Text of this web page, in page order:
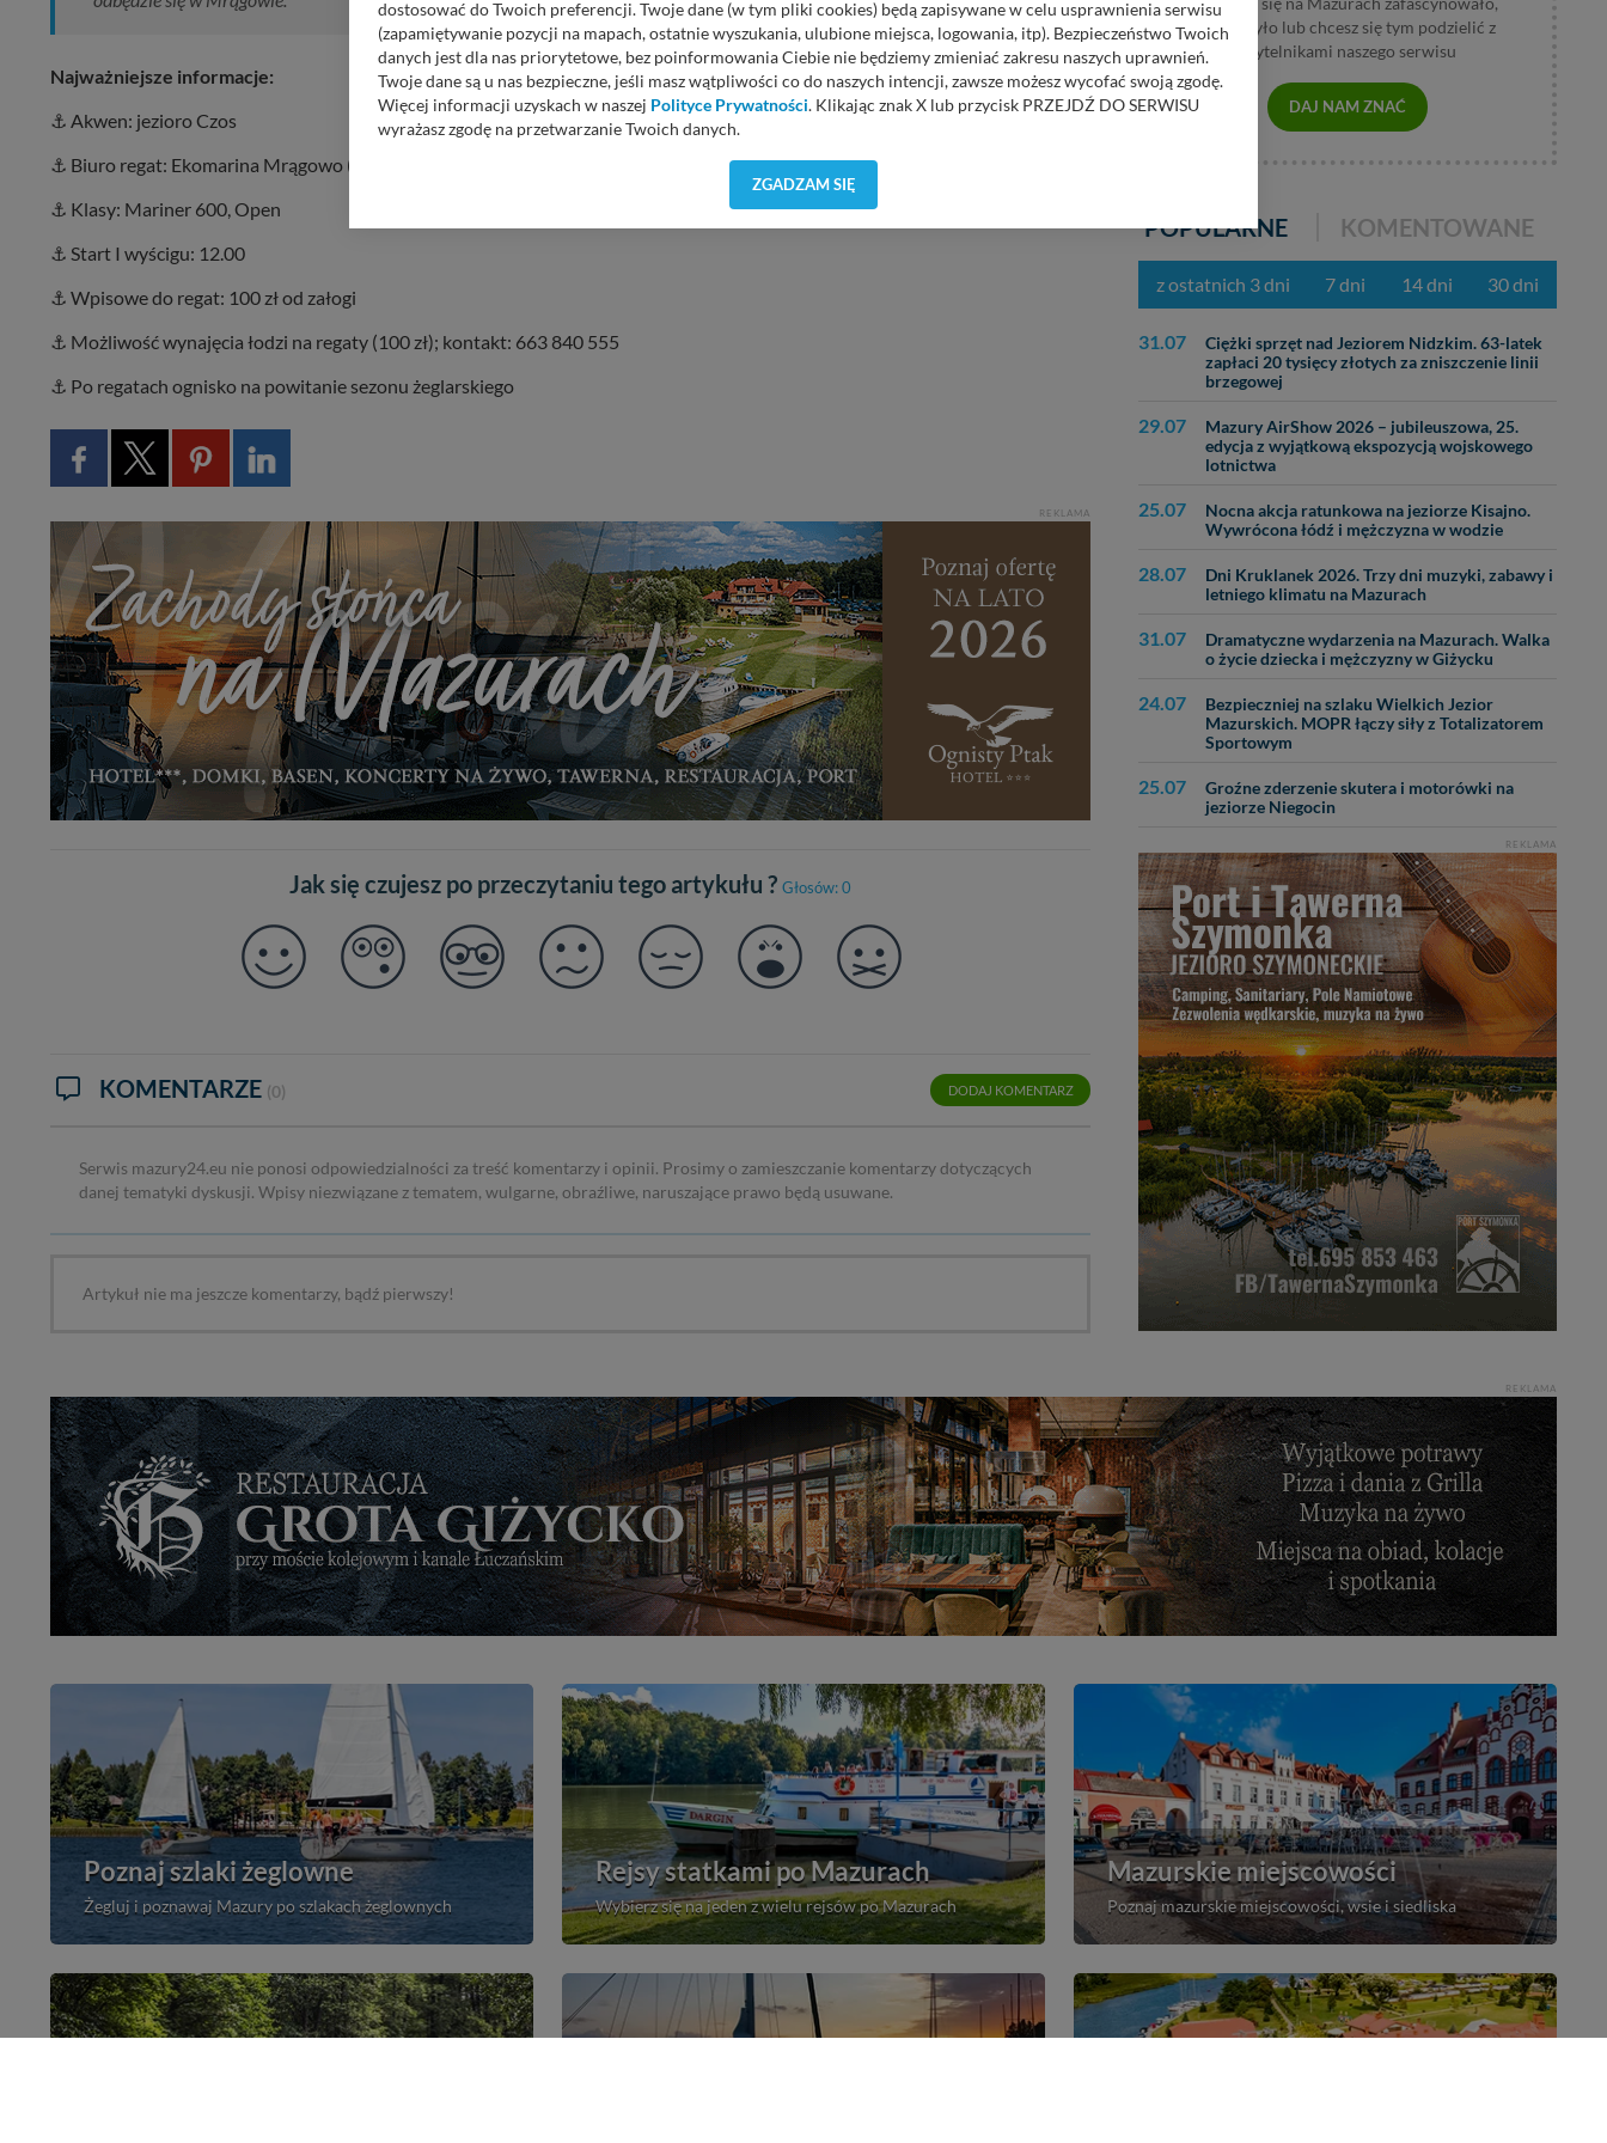
Najważniejsze informacje:
⚓️ Akwen: jezioro Czos
⚓️ Biuro regat: Ekomarina Mrągowo (zapisy od 9.00 do 11.00)
⚓️ Klasy: Mariner 600, Open
⚓️ Start I wyścigu: 12.00
⚓️ Wpisowe do regat: 100 zł od załogi
⚓️ Możliwość wynajęcia łodzi na regaty (100 zł); kontakt: 663 840 555
⚓️ Po regatach ognisko na powitanie sezonu żeglarskiego
REKLAMA
Jak się czujesz po przeczytaniu tego artykułu ? Głosów: 0
KOMENTARZE (0) DODAJ KOMENTARZ
Serwis mazury24.eu nie ponosi odpowiedzialności za treść komentarzy i opinii. Prosimy o zamieszczanie komentarzy dotyczących
danej tematyki dyskusji. Wpisy niezwiązane z tematem, wulgarne, obraźliwe, naruszające prawo będą usuwane.
Artykuł nie ma jeszcze komentarzy, bądź pierwszy!
wzburzyło lub chcesz się tym podzielić z
czytelnikami naszego serwisu
DAJ NAM ZNAĆ
POPULARNE KOMENTOWANE
z ostatnich 3 dni 7 dni 14 dni 30 dni
31.07
Ciężki sprzęt nad Jeziorem Nidzkim. 63-latek
zapłaci 20 tysięcy złotych za zniszczenie linii
brzegowej
29.07
Mazury AirShow 2026 – jubileuszowa, 25.
edycja z wyjątkową ekspozycją wojskowego
lotnictwa
25.07
Nocna akcja ratunkowa na jeziorze Kisajno.
Wywrócona łódź i mężczyzna w wodzie
28.07
Dni Kruklanek 2026. Trzy dni muzyki, zabawy i
letniego klimatu na Mazurach
31.07
Dramatyczne wydarzenia na Mazurach. Walka
o życie dziecka i mężczyzny w Giżycku
24.07
Bezpieczniej na szlaku Wielkich Jezior
Mazurskich. MOPR łączy siły z Totalizatorem
Sportowym
25.07
Groźne zderzenie skutera i motorówki na
jeziorze Niegocin
REKLAMA
REKLAMA
Poznaj szlaki żeglowne
Żegluj i poznawaj Mazury po szlakach żeglownych
Rejsy statkami po Mazurach
Wybierz się na jeden z wielu rejsów po Mazurach
Mazurskie miejscowości
Poznaj mazurskie miejscowości, wsie i siedliska
dostosować do Twoich preferencji. Twoje dane (w tym pliki cookies) będą zapisywane w celu usprawnienia serwisu
(zapamiętywanie pozycji na mapach, ostatnie wyszukania, ulubione miejsca, logowania, itp). Bezpieczeństwo Twoich
danych jest dla nas priorytetowe, bez poinformowania Ciebie nie będziemy zmieniać zakresu naszych uprawnień.
Twoje dane są u nas bezpieczne, jeśli masz wątpliwości co do naszych intencji, zawsze możesz wycofać swoją zgodę.
Więcej informacji uzyskach w naszej Polityce Prywatności. Klikając znak X lub przycisk PRZEJDŹ DO SERWISU
wyrażasz zgodę na przetwarzanie Twoich danych.
Wyjątkiem jest sytuacja, gdy przekazanie Twoich danych jest elementem usługi (przekazanie danych z formularza
Administratorem Twoich danych jest: Agencja Reklamowa Kreacja Monika Borkowska, z siedzibą ul. Wiejska 17,
W każdej chwili możesz: zażądać dostępu do swoich danych, zażądać ich poprawienia lub usunięcia, zabronić ich
przetwarzania. Pamiętaj jednak, że nie zawsze jest możliwe techniczne zrealizowanie Twoich praw w odniesieniu do
informacji zawartych w plikach cookies. Twoja przeglądarka umożliwia Ci skasowanie tych plików - w pewnych
ZGADZAM SIĘ